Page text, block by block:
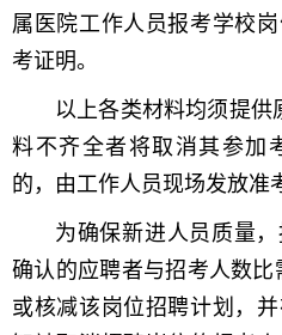
属医院工作人员报考学校
考证明。
以上各类材料均须提
料不齐全者将取消其参加
的，由工作人员现场发放准
为确保新进人员质量
确认的应聘者与招考人数
或核减该岗位招聘计划，